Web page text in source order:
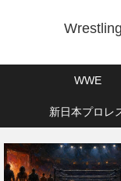
WWE
新日本プロレ